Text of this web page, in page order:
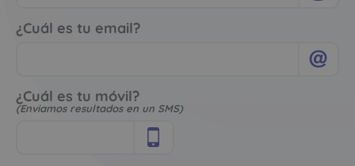
¿Cuál es tu email?
¿Cuál es tu móvil?
(Enviamos resultados en un SMS)